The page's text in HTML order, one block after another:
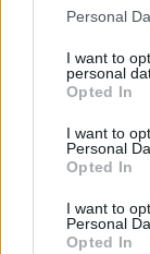
Personal
I want to
personal
Opted In
I want to
Personal
Opted In
I want to
Personal
Opted In
Leicht
Leicht